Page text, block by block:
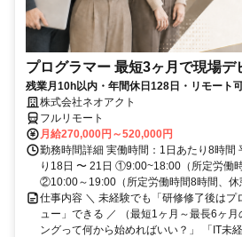
プログラマー 最短3ヶ月で現場デ
残業月10h以内・年間休日128日・リモート
株式会社ネオアクト
フルリモート
月給270,000円～520,000円
勤務時間詳細 実働時間：1日あたり8時間
り18日 〜 21日 ①9:00~18:00（所定労働
②10:00～19:00（所定労働時間8時間、休
仕事内容 ＼ 未経験でも「研修修了後はプ
ュー」できる ／ （最短1ヶ月～最長6ヶ月
ングって何から始めればいい？」 「IT未